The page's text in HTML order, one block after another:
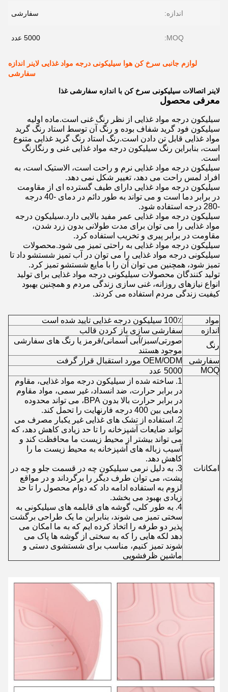
اندازه: سفارشی
MOQ: 5000 عدد
لوازم جانبی سرخ کن هوا سیلیکونی درجه مواد غذایی لاینر اندازه
سفارشی
لاینر اتصالات سیلیکونی سرخ کن با اندازه سفارشی غذا
معرفی محصول
سیلیکون درجه مواد غذایی از نظر رنگ غنی است.ماده اولیه
سیلیکون فود گرید شفاف بوده و رنگ آن توسط استاد رنگ گرید
مواد غذایی قابل تن دادن است.رنگ استاد رنگ گرید غذایی متنوع
است، بنابراین رنگ سیلیکون درجه مواد غذایی غنی و رنگارنگ
است.
سیلیکون درجه مواد غذایی نرم و راحت است، الاستیک است، به
افراد لمس راحت می دهد، تغییر شکل نمی دهد.
سیلیکون درجه مواد غذایی دارای طیف گسترده ای از مقاومت
در برابر دما است و می تواند به طور دائم در دمای -40 درجه
-280 درجه استفاده شود.
سیلیکون درجه مواد غذایی عمر مفید بالایی دارد.سیلیکون درجه
مواد غذایی را می توان برای مدت طولانی بدون زرد شدن،
مقاومت در برابر پیری و تخریب استفاده کرد.
سیلیکون درجه مواد غذایی به راحتی تمیز می شود.محصولات
سیلیکونی درجه مواد غذایی را می توان در آب تمیز شستشو داد تا
تمیز شود، همچنین می توان آن را با مایع شستشو تمیز کرد.
تولید کنندگان محصولات سیلیکونی درجه مواد غذایی برای تولید
انواع نیازهای روزانه، غنی سازی زندگی مردم و همچنین بهبود
کیفیت زندگی مردم استفاده می کردند.
مواد
100٪ سیلیکون درجه غذایی تایید شده است
اندازه
سفارشی سازی باز کردن قالب
رنگ
صورتی/سبز/آبی آسمانی/قرمز یا رنگ های سفارشی
موجود هستند
سفارشی
OEM/ODM مورد استقبال قرار گرفت
MOQ
5000 عدد
امکانات
1. ساخته شده از سیلیکون درجه مواد غذایی، مقاوم
در برابر حرارت، ضد انسداد، غیر سمی، مواد مقاوم
در برابر حرارت بالا بدون BPA، می تواند محدوده
دمایی بین 400 درجه فارنهایت را تحمل کند.
2. استفاده از تشک های غذایی غیر یکبار مصرف می
تواند ضایعات آشپزخانه را تا حد زیادی کاهش دهد، که
می تواند بیشتر از محیط زیست ما محافظت کند و
آسیب زباله های آشپزخانه به محیط زیست ما را
کاهش دهد.
3. به دلیل نرمی سیلیکون چه در قسمت جلو و چه در
پشت، می توان طرف دیگر را برگرداند و در مواقع
لزوم به استفاده ادامه داد که دوام محصول را تا حد
زیادی بهبود می بخشد.
4. به طور کلی، گوشه های قابلمه های سیلیکونی به
سختی تمیز می شوند، بنابراین ما یک طراحی برگشت
پذیر دو طرفه را اتخاذ کرده ایم که به ما امکان می
دهد لکه هایی را که به سختی از گوشه ها پاک می
شوند تمیز کنیم، مناسب برای شستشوی دستی و
ماشین ظرفشویی